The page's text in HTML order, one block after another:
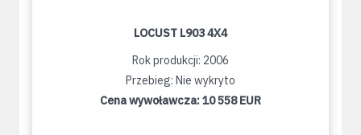
LOCUST L903 4X4
Rok produkcji: 2006
Przebieg: Nie wykryto
Cena wywoławcza:10 558 EUR